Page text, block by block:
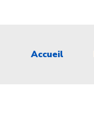
Accueil